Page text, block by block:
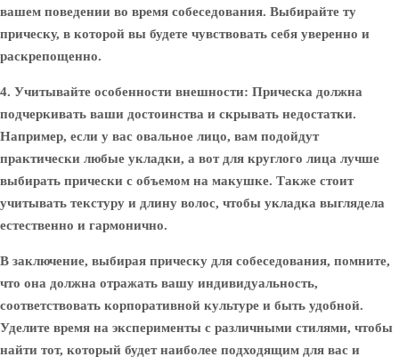
вашем поведении во время собеседования. Выбирайте ту
прическу, в которой вы будете чувствовать себя уверенно и
раскрепощенно.
4. Учитывайте особенности внешности: Прическа должна
подчеркивать ваши достоинства и скрывать недостатки.
Например, если у вас овальное лицо, вам подойдут
практически любые укладки, а вот для круглого лица лучше
выбирать прически с объемом на макушке. Также стоит
учитывать текстуру и длину волос, чтобы укладка выглядела
естественно и гармонично.
В заключение, выбирая прическу для собеседования, помните,
что она должна отражать вашу индивидуальность,
соответствовать корпоративной культуре и быть удобной.
Уделите время на эксперименты с различными стилями, чтобы
найти тот, который будет наиболее подходящим для вас и